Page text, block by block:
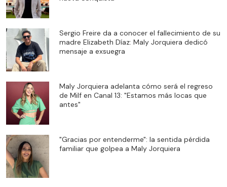
Sergio Freire da a conocer el fallecimiento de su
madre Elizabeth Díaz: Maly Jorquiera dedicó
mensaje a exsuegra
Maly Jorquiera adelanta cómo será el regreso
de Milf en Canal 13: "Estamos más locas que
antes"
"Gracias por entenderme": la sentida pérdida
familiar que golpea a Maly Jorquiera